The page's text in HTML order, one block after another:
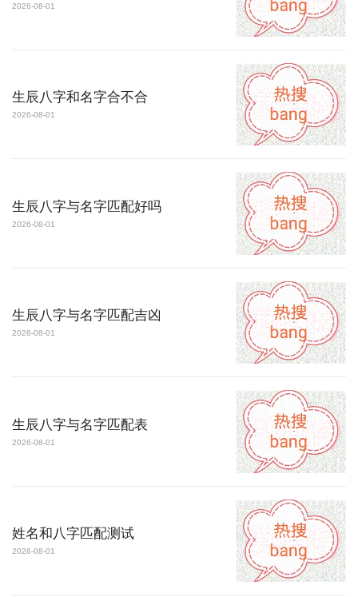
2026-08-01
生辰八字和名字合不合
2026-08-01
生辰八字与名字匹配好吗
2026-08-01
生辰八字与名字匹配吉凶
2026-08-01
生辰八字与名字匹配表
2026-08-01
姓名和八字匹配测试
2026-08-01